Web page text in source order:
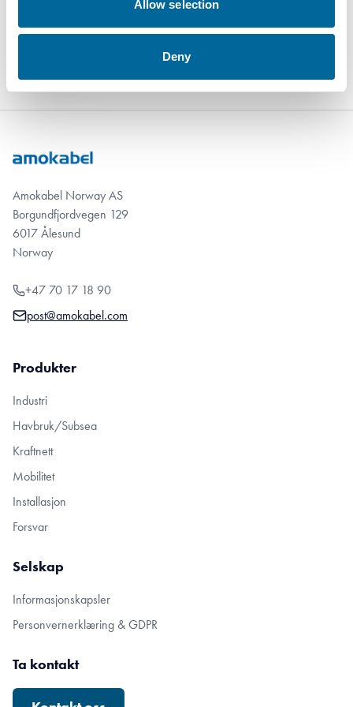
Allow selection
Deny
ressurseffektiv og bærekraftig produktportefølje – i tråd med
økende kundekrav og globale bærekraftsmål.
Amokabel Norway AS
Borgundfjordvegen 129
6017 Ålesund
Norway
+47 70 17 18 90
post@amokabel.com
Produkter
Industri
Havbruk/Subsea
Kraftnett
Mobilitet
Installasjon
Forsvar
Selskap
Informasjonskapsler
Personvernerklæring & GDPR
Ta kontakt